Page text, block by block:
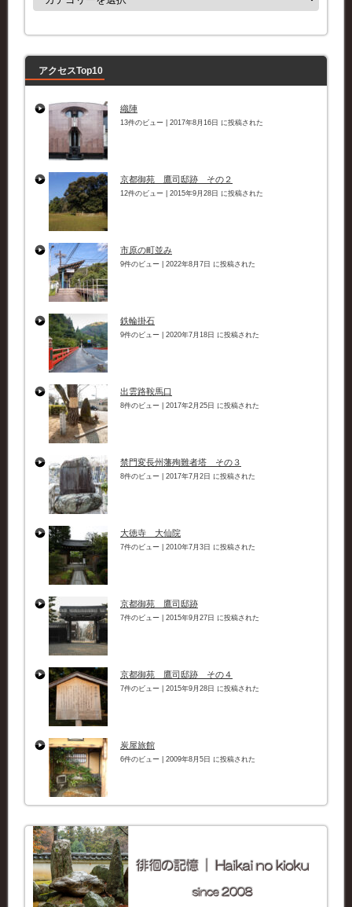
ー
アクセスTop10
織陣
13件のビュー 2017年8月16日 に投稿された
京都御苑 鷹司邸跡 その２
12件のビュー 2015年9月28日 に投稿された
市原の町並み
9件のビュー 2022年8月7日 に投稿された
鉄輪掛石
9件のビュー 2020年7月18日 に投稿された
出雲路鞍馬口
8件のビュー 2017年2月25日 に投稿された
禁門変長州藩殉難者塔 その３
8件のビュー 2017年7月2日 に投稿された
大徳寺 大仙院
7件のビュー 2010年7月3日 に投稿された
京都御苑 鷹司邸跡
7件のビュー 2015年9月27日 に投稿された
京都御苑 鷹司邸跡 その４
7件のビュー 2015年9月28日 に投稿された
炭屋旅館
6件のビュー 2009年8月5日 に投稿された